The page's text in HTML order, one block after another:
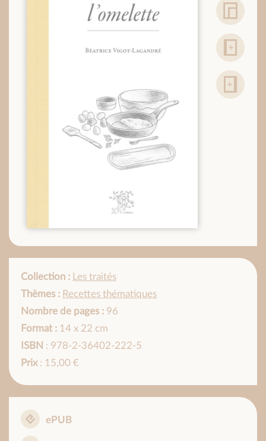
Collection : Les traités
Thèmes : Recettes thématiques
Nombre de pages : 96
Format : 14 x 22 cm
ISBN : 978-2-36402-222-5
Prix: 15,00 €
ePUB